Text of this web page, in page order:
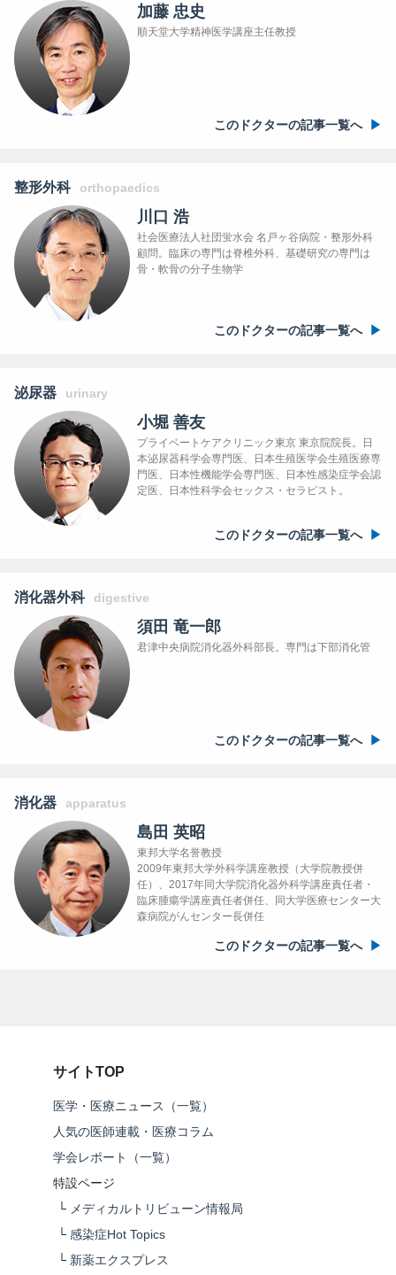
加藤 忠史
順天堂大学精神医学講座主任教授
このドクターの記事一覧へ
整形外科 orthopaedics
川口 浩
社会医療法人社団蛍水会 名戸ヶ谷病院・整形外科
顧問。臨床の専門は脊椎外科、基礎研究の専門は
骨・軟骨の分子生物学
このドクターの記事一覧へ
泌尿器 urinary
小堀 善友
プライベートケアクリニック東京 東京院院長。日
本泌尿器科学会専門医、日本生殖医学会生殖医療専
門医、日本性機能学会専門医、日本性感染症学会認
定医、日本性科学会セックス・セラピスト。
このドクターの記事一覧へ
消化器外科 digestive
須田 竜一郎
君津中央病院消化器外科部長。専門は下部消化管
このドクターの記事一覧へ
消化器 apparatus
島田 英昭
東邦大学名誉教授
2009年東邦大学外科学講座教授（大学院教授併
任）、2017年同大学院消化器外科学講座責任者・
臨床腫瘍学講座責任者併任、同大学医療センター大
森病院がんセンター長併任
このドクターの記事一覧へ
サイトTOP
医学・医療ニュース（一覧）
人気の医師連載・医療コラム
学会レポート（一覧）
特設ページ
└ メディカルトリビューン情報局
└ 感染症Hot Topics
└ 新薬エクスプレス